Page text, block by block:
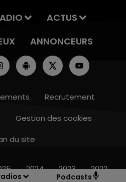
Podcasts
ACTUS
ANNONCEURS
Recrutement
Gestion des cookies
du site
2024 2023 2022